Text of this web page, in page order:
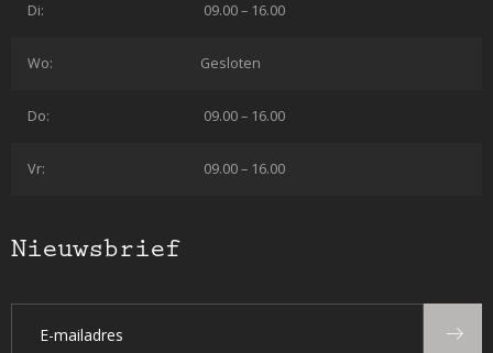
Di: 09.00 – 16.00
Wo: Gesloten
Do: 09.00 – 16.00
Vr: 09.00 – 16.00
Nieuwsbrief